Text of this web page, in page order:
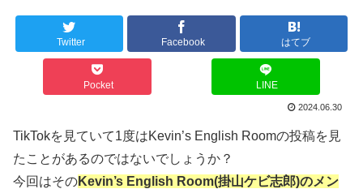
Twitter Facebook はてブ
Pocket LINE
2024.06.30
TikTokを見ていて1度はKevin’s English Roomの投稿を見
たことがあるのではないでしょうか？
今回はそのKevin’s English Room(掛山ケビ志郎)のメン